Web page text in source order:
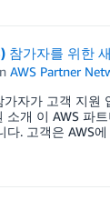
가자를 위한
AWS Partner
자가 고객 지
소개 이 AWS 파
다. 고객은 AWS